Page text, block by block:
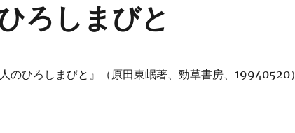
ろしまびと
のひろしまびと』（原田東岷著、勁草書房、19940520）